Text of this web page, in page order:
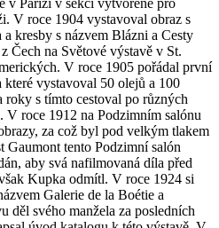
V roce 1904 vystavoval obraz s
kresby s názvem Blázni a Cesty
Čech na Světové výstavě v St.
V roce 1905 pořádal první
vystavoval 50 olejů a 100
s tímto cestoval po různých
V roce 1912 na Podzimním salónu
za což byl pod velkým tlakem
Gaumont tento Podzimní salón
aby svá nafilmovaná díla před
Kupka odmítl. V roce 1924 si
Galerie de la Boétie a
děl svého manžela za posledních